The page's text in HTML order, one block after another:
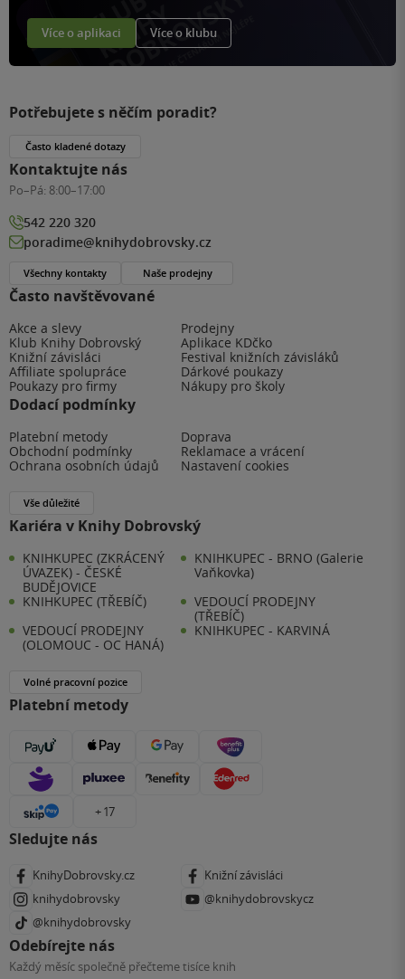
Více o aplikaci Více o klubu
Často navštěvované
Akce a slevy
Prodejny
Klub Knihy Dobrovský
Aplikace KDčko
Knižní závisláci
Festival knižních závisláků
Affiliate spolupráce
Dárkové poukazy
Poukazy pro firmy
Nákupy pro školy
Dodací podmínky
Platební metody
Doprava
Obchodní podmínky
Reklamace a vrácení
Ochrana osobních údajů
Nastavení cookies
Vše důležité
Kariéra v Knihy Dobrovský
KNIHKUPEC (ZKRÁCENÝ
ÚVAZEK) - ČESKÉ
BUDĚJOVICE
KNIHKUPEC - BRNO (Galerie
Vaňkovka)
KNIHKUPEC (TŘEBÍČ)
VEDOUCÍ PRODEJNY
(TŘEBÍČ)
VEDOUCÍ PRODEJNY
(OLOMOUC - OC HANÁ)
KNIHKUPEC - KARVINÁ
Volné pracovní pozice
Platební metody
+ 17
Sledujte nás
KnihyDobrovsky.cz
Knižní závisláci
knihydobrovsky
@knihydobrovskycz
@knihydobrovsky
Odebírejte nás
Každý měsíc společně přečteme tisíce knih
Potřebujete s něčím poradit?
Často kladené dotazy
Kontaktujte nás
Po–Pá: 8:00–17:00
542 220 320
poradime@knihydobrovsky.cz
Všechny kontakty Naše prodejny